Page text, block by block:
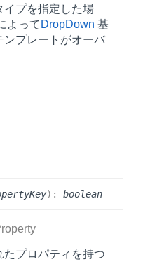
イプを指定した場
よって DropDown 基
ンプレートがオーバ
) : boolean
プロパティを持つ